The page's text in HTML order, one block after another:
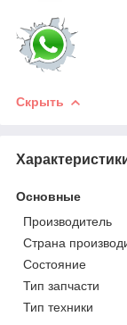
Скрыть
Основные
Производитель
Страна
Состояние
Тип запчасти
Тип техники